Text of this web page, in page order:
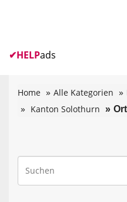
✔HELPads
Home Alle Kategorien
Kanton Solothurn